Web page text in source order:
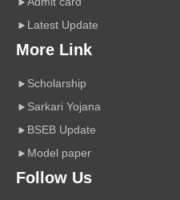
Latest Update
More Link
Scholarship
Sarkari Yojana
BSEB Update
Model paper
Follow Us